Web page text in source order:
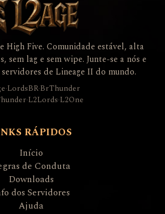
High Five. Comunidade estável, alta
sem lag e sem wipe. Junte-se a nós e
de Lineage II do mundo.
·LordsBR·BrThunder
·L2Lords·L2One
RÁPIDOS
Início
de Conduta
Downloads
dos Servidores
Ajuda